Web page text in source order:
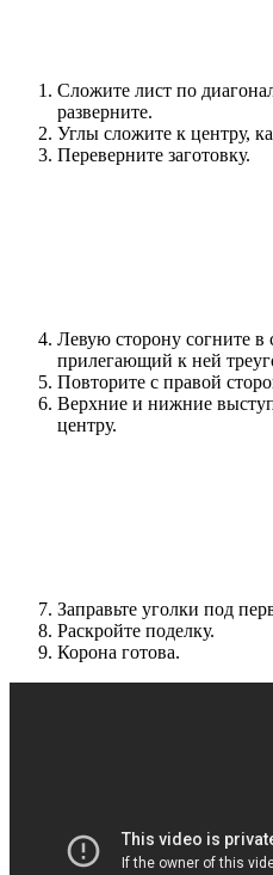
Сложите лист по
разверните.
Углы сложите к центру,
Переверните заготовку.
Левую сторону согните в
прилегающий к ней
Повторите с правой
Верхние и нижние
центру.
Заправьте уголки под
Раскройте поделку.
Корона готова.